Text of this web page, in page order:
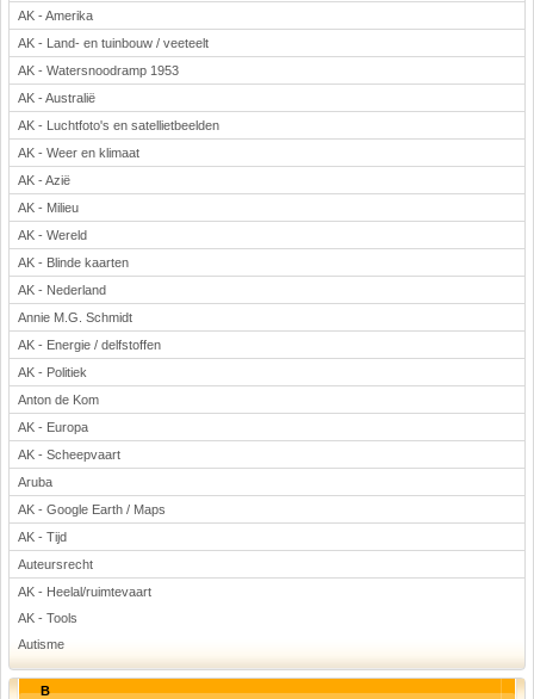
Techniek
Verkeer
Wiskunde
Onderwerpen
Apps en tablets
Collecties digibord
Digiborden / touchscreens
Digibordtools
Downloads basisonderwijs
Herfst
Kerstmis
Kinder-/Jeugdboeken
Lente
Onderbouw PO
Pasen
Voetbal
AK - Amerika
AK - Land- en tuinbouw / veeteelt
AK - Watersnoodramp 1953
AK - Australië
AK - Luchtfoto's en satellietbeelden
AK - Weer en klimaat
AK - Azië
AK - Milieu
AK - Wereld
AK - Blinde kaarten
AK - Nederland
Annie M.G. Schmidt
AK - Energie / delfstoffen
AK - Politiek
Anton de Kom
AK - Europa
AK - Scheepvaart
Aruba
AK - Google Earth / Maps
AK - Tijd
Auteursrecht
AK - Heelal/ruimtevaart
AK - Tools
Autisme
B